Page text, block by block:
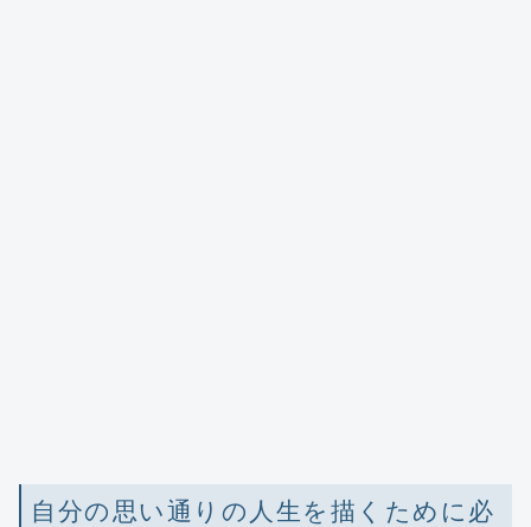
自分の思い通りの人生を描くために必